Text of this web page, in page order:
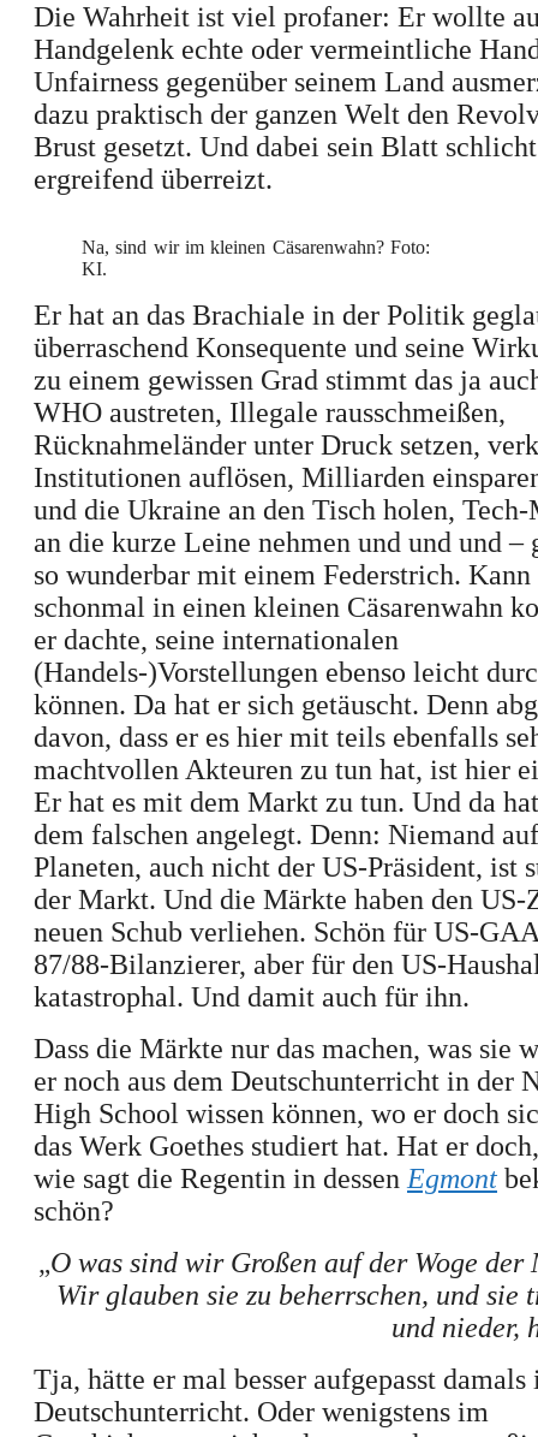
Die Wahrheit ist viel profaner: Er wollte
Handgelenk echte oder vermeintliche
Unfairness gegenüber seinem Land
dazu praktisch der ganzen Welt den
Brust gesetzt. Und dabei sein Blatt
ergreifend überreizt.
Na, sind wir im kleinen Cäsarenwahn? Foto:
KI.
Er hat an das Brachiale in der Politik
überraschend Konsequente und seine
zu einem gewissen Grad stimmt das ja
WHO austreten, Illegale rausschmeißen,
Rücknahmeländer unter Druck setzen,
Institutionen auflösen, Milliarden
und die Ukraine an den Tisch holen,
an die kurze Leine nehmen und und und –
so wunderbar mit einem Federstrich. Kann
schonmal in einen kleinen Cäsarenwahn
er dachte, seine internationalen
(Handels-)Vorstellungen ebenso leicht
können. Da hat er sich getäuscht. Denn
davon, dass er es hier mit teils ebenfalls
machtvollen Akteuren zu tun hat, ist hier
Er hat es mit dem Markt zu tun. Und da
dem falschen angelegt. Denn: Niemand
Planeten, auch nicht der US-Präsident, ist
der Markt. Und die Märkte haben den US-
neuen Schub verliehen. Schön für US-
87/88-Bilanzierer, aber für den US-
katastrophal. Und damit auch für ihn.
Dass die Märkte nur das machen, was sie
er noch aus dem Deutschunterricht in der
High School wissen können, wo er doch
das Werk Goethes studiert hat. Hat er
wie sagt die Regentin in dessen Egmont
schön?
„O was sind wir Großen auf der Woge der
Wir glauben sie zu beherrschen, und sie
und nieder,
Tja, hätte er mal besser aufgepasst damals
Deutschunterricht. Oder wenigstens im